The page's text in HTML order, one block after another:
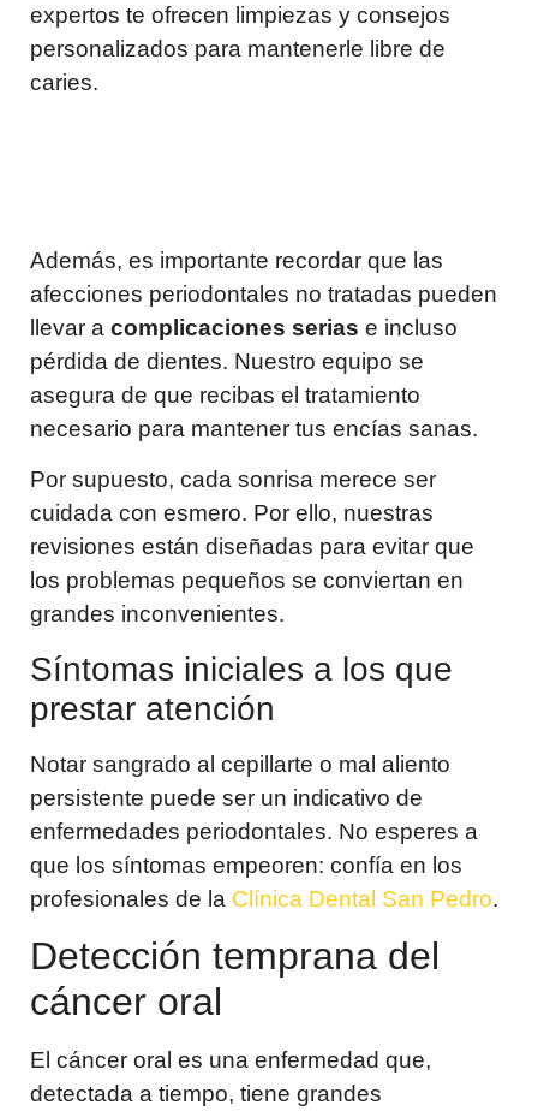
expertos te ofrecen limpiezas y consejos
personalizados para mantenerle libre de
caries.
Además, es importante recordar que las
afecciones periodontales no tratadas pueden
llevar a complicaciones serias e incluso
pérdida de dientes. Nuestro equipo se
asegura de que recibas el tratamiento
necesario para mantener tus encías sanas.
Por supuesto, cada sonrisa merece ser
cuidada con esmero. Por ello, nuestras
revisiones están diseñadas para evitar que
los problemas pequeños se conviertan en
grandes inconvenientes.
Síntomas iniciales a los que
prestar atención
Notar sangrado al cepillarte o mal aliento
persistente puede ser un indicativo de
enfermedades periodontales. No esperes a
que los síntomas empeoren: confía en los
profesionales de la Clínica Dental San Pedro.
Detección temprana del
cáncer oral
El cáncer oral es una enfermedad que,
detectada a tiempo, tiene grandes